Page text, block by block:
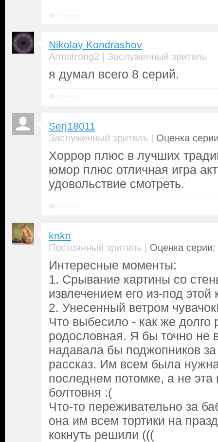
Nikolay Kondrashov
Armstrong2 | Заслуженный зритель
я думал всего 8 серий.
Serj18011
Заслуженный зритель | Оценка
Хоррор плюс в лучших
юмор плюс отличная игра
удовольствие смотреть.
knkn
Постоянный зритель | Оценка серии:
Интересные моменты:
1. Срывание картины со
извлечением его из-под этой
2. Унесенный ветром
Что выбесило - как же долго
родословная. Я бы точно не
надавала бы поджопников за
рассказ. Им всем была
последнем потомке, а не
болтовня :(
Что-то переживательно за
она им всем тортики на
кокнуть решили (((